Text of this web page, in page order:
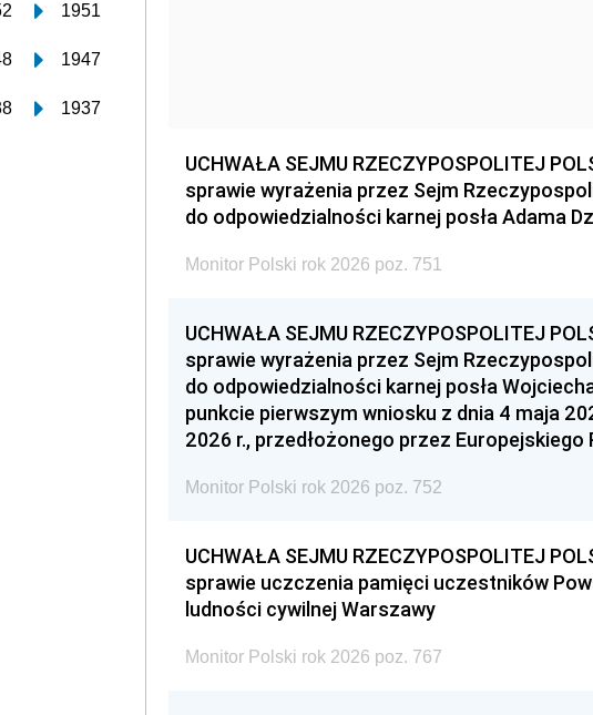
1951
1947
1937
UCHWAŁA SEJMU RZECZYPOSPOLITEJ
sprawie wyrażenia przez Sejm
do odpowiedzialności karnej posła Adama
Monitor Polski rok 2026 poz. 751
UCHWAŁA SEJMU RZECZYPOSPOLITEJ
sprawie wyrażenia przez Sejm
do odpowiedzialności karnej posła
punkcie pierwszym wniosku z dnia 4 maja
2026 r., przedłożonego przez
Monitor Polski rok 2026 poz. 752
UCHWAŁA SEJMU RZECZYPOSPOLITEJ
sprawie uczczenia pamięci uczestników
ludności cywilnej Warszawy
Monitor Polski rok 2026 poz. 767